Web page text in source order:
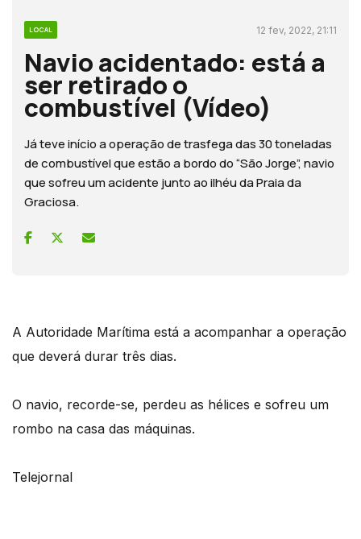
LOCAL 12 fev, 2022, 21:11
Navio acidentado: está a
ser retirado o
combustível (Vídeo)
Já teve início a operação de trasfega das 30 toneladas
de combustível que estão a bordo do “São Jorge”, navio
que sofreu um acidente junto ao ilhéu da Praia da
Graciosa.
A Autoridade Marítima está a acompanhar a operação
que deverá durar três dias.
O navio, recorde-se, perdeu as hélices e sofreu um
rombo na casa das máquinas.
Telejornal